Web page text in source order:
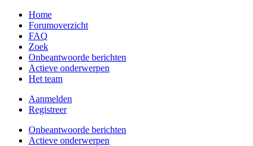
Home
Forumoverzicht
FAQ
Zoek
Onbeantwoorde berichten
Actieve onderwerpen
Het team
Aanmelden
Registreer
Onbeantwoorde berichten
Actieve onderwerpen